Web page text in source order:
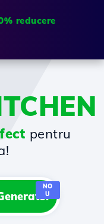
reducere
pentru
NO
U